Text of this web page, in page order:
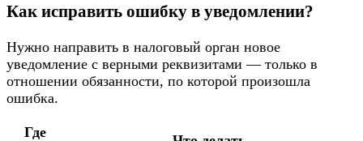
Как исправить ошибку в уведомлении?
Нужно направить в налоговый орган новое
уведомление с верными реквизитами — только в
отношении обязанности, по которой произошла
ошибка.
Где